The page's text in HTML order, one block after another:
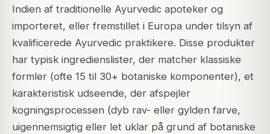
Indien af traditionelle Ayurvedic apoteker og
importeret, eller fremstillet i Europa under tilsyn af
kvalificerede Ayurvedic praktikere. Disse produkter
har typisk ingredienslister, der matcher klassiske
formler (ofte 15 til 30+ botaniske komponenter), et
karakteristisk udseende, der afspejler
kogningsprocessen (dyb rav- eller gylden farve,
uigennemsigtig eller let uklar på grund af botaniske